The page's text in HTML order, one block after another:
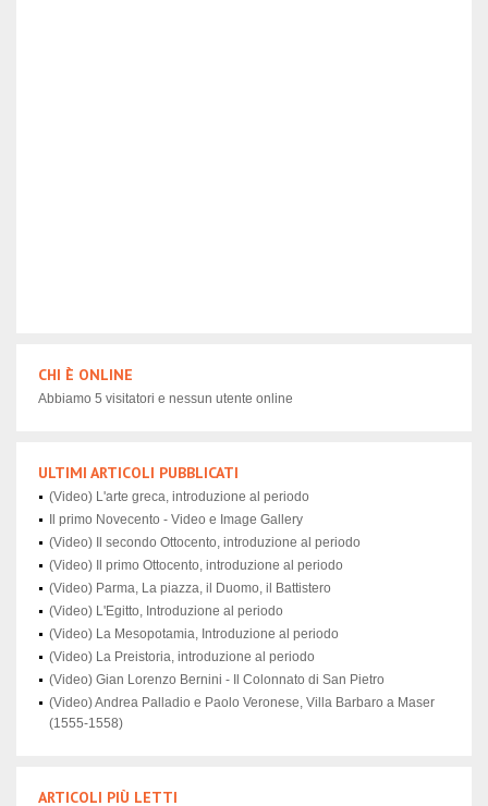
CHI È ONLINE
Abbiamo 5 visitatori e nessun utente online
ULTIMI ARTICOLI PUBBLICATI
(Video) L'arte greca, introduzione al periodo
Il primo Novecento - Video e Image Gallery
(Video) Il secondo Ottocento, introduzione al periodo
(Video) Il primo Ottocento, introduzione al periodo
(Video) Parma, La piazza, il Duomo, il Battistero
(Video) L'Egitto, Introduzione al periodo
(Video) La Mesopotamia, Introduzione al periodo
(Video) La Preistoria, introduzione al periodo
(Video) Gian Lorenzo Bernini - Il Colonnato di San Pietro
(Video) Andrea Palladio e Paolo Veronese, Villa Barbaro a Maser
(1555-1558)
ARTICOLI PIÙ LETTI